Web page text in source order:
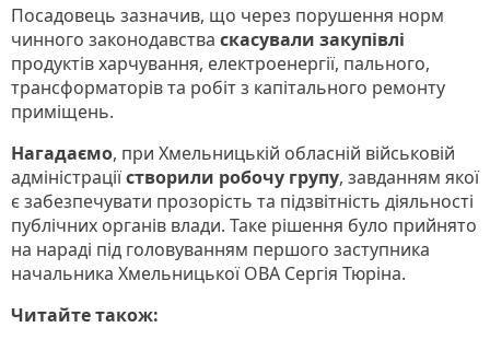
Посадовець зазначив, що через порушення норм
чинного законодавства скасували закупівлі
продуктів харчування, електроенергії, пального,
трансформаторів та робіт з капітального ремонту
приміщень.
Нагадаємо, при Хмельницькій обласній військовій
адміністраціїстворили робочу групу, завданням якої
є забезпечувати прозорість та підзвітність діяльності
публічних органів влади. Таке рішення було прийнято
на нараді під головуванням першого заступника
начальника Хмельницької ОВА Сергія Тюріна.
Читайте також: